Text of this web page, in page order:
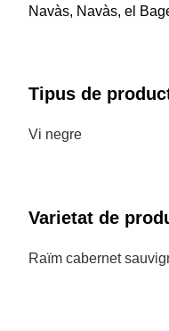
Navàs, Navàs, el
Tipus de
Vi negre
Varietat de
Raïm cabernet